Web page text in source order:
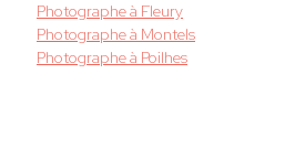
Photographe à Fleury
Photographe à Montels
Photographe à Poilhes